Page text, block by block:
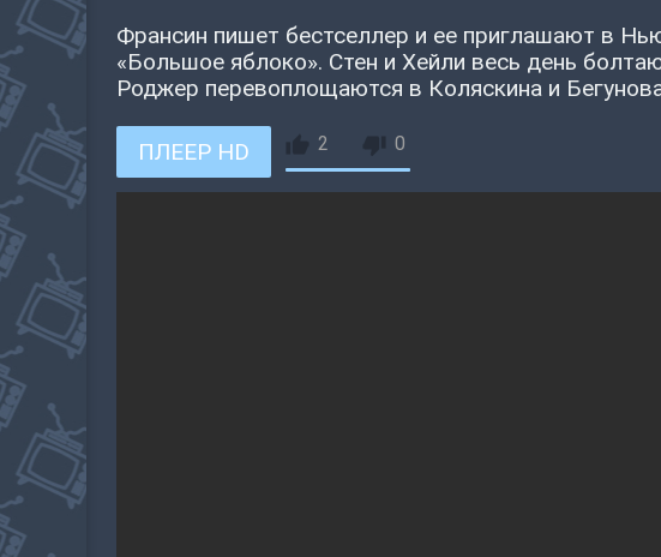
Франсин пишет бестселлер и ее приглашают в
«Большое яблоко». Стен и Хейли весь день
Роджер перевоплощаются в Коляскина и
ПЛЕЕР HD 2 0